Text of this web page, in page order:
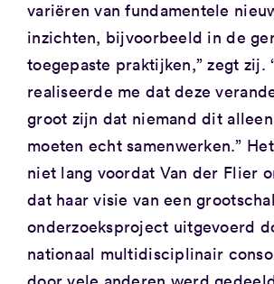
variëren van fundamentele
inzichten, bijvoorbeeld in de
toegepaste praktijken,” zegt zij.
realiseerde me dat deze
groot zijn dat niemand dit
moeten echt samenwerken.”
niet lang voordat Van der Flier
dat haar visie van een
onderzoeksproject uitgevoerd
nationaal multidisciplinair